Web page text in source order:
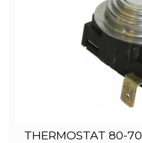
THERMOSTAT 80-70